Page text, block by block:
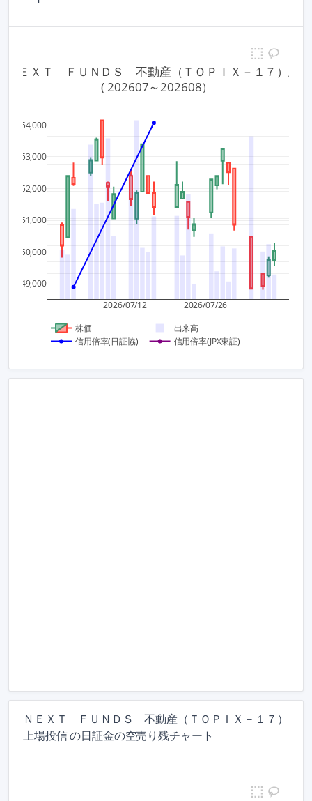
2026/07/12 2026/07/26
49,000
50,000
51,000
52,000
53,000
54,000
株価
出来高
信用倍率(日証協)
信用倍率(JPX東証)
ＮＥＸＴ　ＦＵＮＤＳ　不動産（ＴＯＰＩＸ－１７）上
( 202607～202608）
ＮＥＸＴ ＦＵＮＤＳ 不動産（ＴＯＰＩＸ－１７）
上場投信 の日証金の空売り残チャート